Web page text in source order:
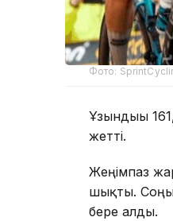
Фото:
Ұзындығы
жетті.
Жеңімпаз
шықты.
бере алды.